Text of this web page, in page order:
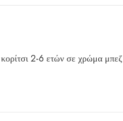
2-6 ετών σε χρώμα